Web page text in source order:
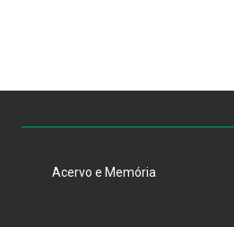
Acervo e Memória